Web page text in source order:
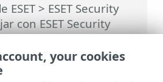
ESET> ESET Security
con ESET Security
>Protección de
de diálogo: protección
saliente
your cookies